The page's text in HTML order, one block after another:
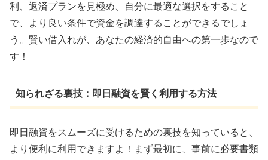
利、返済プランを見極め、自分に最適な選択をすること
で、より良い条件で資金を調達することができるでしょ
う。賢い借入れが、あなたの経済的自由への第一歩なので
す！
知られざる裏技：即日融資を賢く利用する方法
即日融資をスムーズに受けるための裏技を知っていると、
より便利に利用できますよ！まず最初に、事前に必要書類